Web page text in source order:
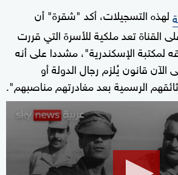
لهذه التسجيلات، أكد "شقرة" أن
القناة تعد ملكية للأسرة التي قررت
لمكتبة الإسكندرية"، مشددا على أنه
قانون يُلزم رجال الدولة أو
الرسمية بعد مغادرتهم مناصبهم".
seconds
minutes,